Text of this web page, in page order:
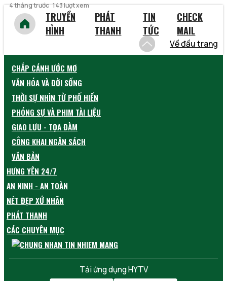
4 tháng trước 143 lượt xem
TRUYỀN
HÌNH
PHÁT
THANH
TIN
TỨC
CHECK
MAIL
Về đầu trang
CHẮP CÁNH ƯỚC MƠ
VĂN HÓA VÀ ĐỜI SỐNG
THỜI SỰ NHÌN TỪ PHỐ HIẾN
PHÓNG SỰ VÀ PHIM TÀI LIỆU
GIAO LƯU - TỌA ĐÀM
CÔNG KHAI NGÂN SÁCH
VĂN BẢN
HƯNG YÊN 24/7
AN NINH - AN TOÀN
NÉT ĐẸP XỨ NHÃN
PHÁT THANH
CÁC CHUYÊN MỤC
Tải ứng dụng HYTV